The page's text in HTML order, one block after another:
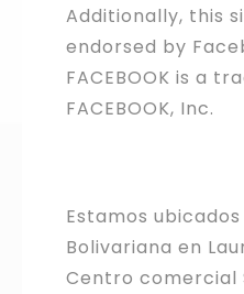
Additionally, this
endorsed by
FACEBOOK is a
FACEBOOK, Inc.
Estamos
Bolivariana en
Centro comercial